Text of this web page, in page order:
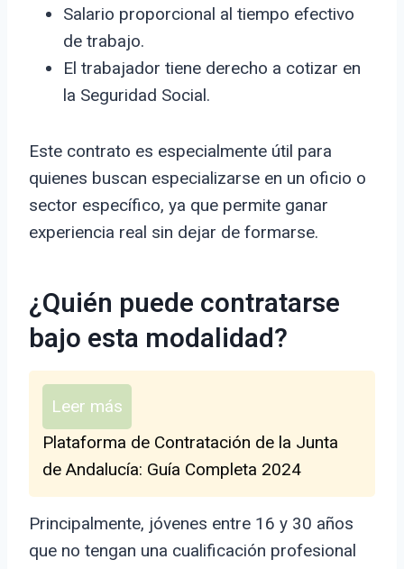
Salario proporcional al tiempo efectivo
de trabajo.
El trabajador tiene derecho a cotizar en
la Seguridad Social.
Este contrato es especialmente útil para
quienes buscan especializarse en un oficio o
sector específico, ya que permite ganar
experiencia real sin dejar de formarse.
¿Quién puede contratarse
bajo esta modalidad?
Leer más
Plataforma de Contratación de la Junta
de Andalucía: Guía Completa 2024
Principalmente, jóvenes entre 16 y 30 años
que no tengan una cualificación profesional